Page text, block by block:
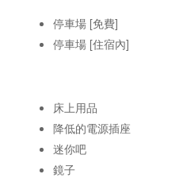
停車場 [免費]
停車場 [住宿內]
床上用品
降低的電源插座
迷你吧
鏡子